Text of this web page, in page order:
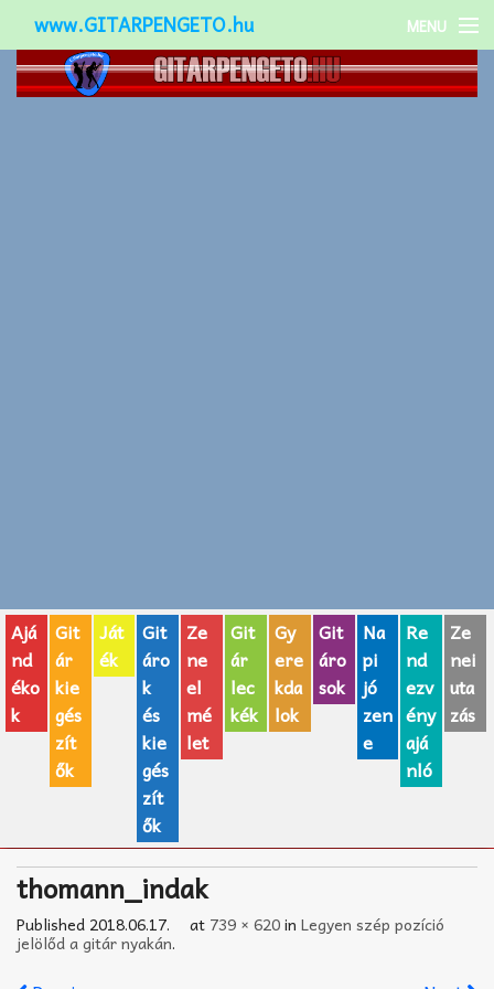
www.GITARPENGETO.hu MENU
Népszerű-
AJÁNDÉK ÖTLETEK
Vicces
GITÁR MÁRKÁK
TOP100 nóta
Zeneiskolák
Zeneszerzés alapjai
Ajá
nd
éko
k
Git
ár
kie
gés
zít
ők
Ját
ék
Git
áro
k
és
kie
gés
zít
ők
Ze
ne
el
mé
let
Git
ár
lec
kék
Gy
ere
kda
lok
Git
áro
sok
Na
pi
jó
zen
e
Re
nd
ezv
ény
ajá
nló
Ze
nei
uta
zás
thomann_indak
Published 2018.06.17. at 739 × 620in Legyen szép pozíció
jelölőd a gitár nyakán.